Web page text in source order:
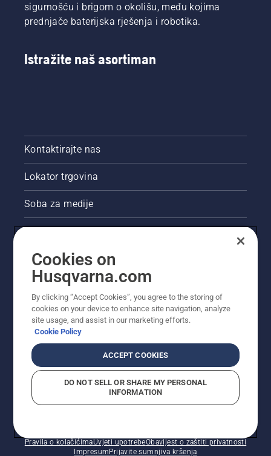
sigurnošću i brigom o okolišu, među kojima
prednjače baterijska rješenja i robotika.
Istražite naš asortiman
Kontaktirajte nas
Lokator trgovina
Soba za medije
Akcije
Pravne informacije o proizvodu
Ostale stranice tvrtke Husqvarna
Pravila o kolačićimaUvjeti upotrebeObavijest o zaštiti privatnosti
ImpresumPrijavite sumnjiva kršenja
Cookies on
Husqvarna.com
By clicking “Accept Cookies”, you agree to the storing of
cookies on your device to enhance site navigation, analyze
site usage, and assist in our marketing efforts.
Cookie Policy
ACCEPT COOKIES
DO NOT SELL OR SHARE MY PERSONAL
INFORMATION